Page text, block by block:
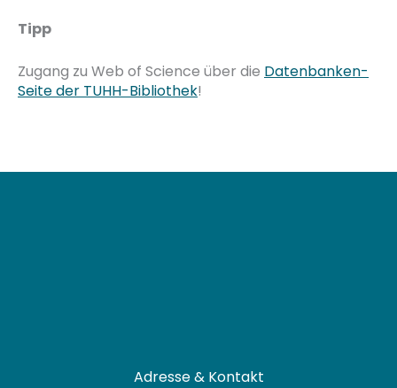
Tipp
Zugang zu Web of Science über die Datenbanken-
Seite der TUHH-Bibliothek!
Adresse & Kontakt